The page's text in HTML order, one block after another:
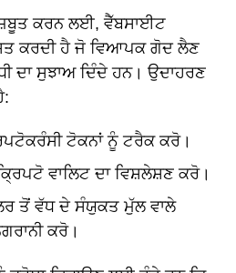
ਕਰਨ ਲਈ, ਵੈੱਬਸਾਈਟ
ਕਰਦੀ ਹੈ ਜੋ ਵਿਆਪਕ ਗੋਦ ਲੈਣ
ਦਾ ਸੁਝਾਅ ਦਿੰਦੇ ਹਨ। ਉਦਾਹਰਣ
ਟੋਕਨਾਂ ਨੂੰ ਟਰੈਕ ਕਰੋ।
ਵਾਲਿਟ ਦਾ ਵਿਸ਼ਲੇਸ਼ਣ ਕਰੋ।
ਤੋਂ ਵੱਧ ਦੇ ਸੰਯੁਕਤ ਮੁੱਲ ਵਾਲੇ
ਕਰੋ।